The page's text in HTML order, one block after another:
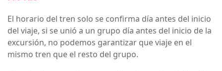
El horario del tren solo se confirma día antes del inicio
del viaje, si se unió a un grupo día antes del inicio de la
excursión, no podemos garantizar que viaje en el
mismo tren que el resto del grupo.